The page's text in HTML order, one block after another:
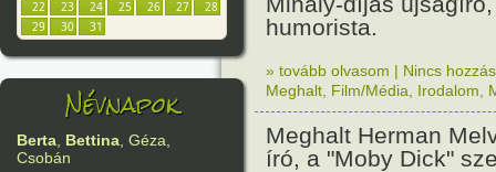
22
23 24 25 26 27
28
29
30 31
Névnapok
Berta, Bettina, Géza,
Csobán
humorista.
» tovább olvasom | Nincs
Meghalt Film/Média Irodalom
Meghalt Herman
író, a "Moby Dick"